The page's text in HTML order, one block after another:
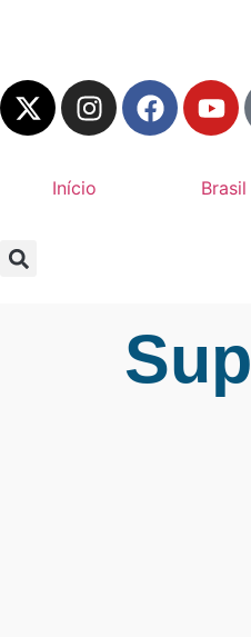
Início Brasil